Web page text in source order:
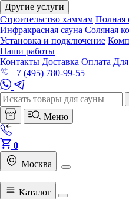
Другие услуги
Строительство хаммам Полная
Инфракрасная сауна Соляная
Установка и подключение
Наши работы
Контакты Доставка Оплата
+7 (495) 780-99-55
Меню
0
Москва
Каталог